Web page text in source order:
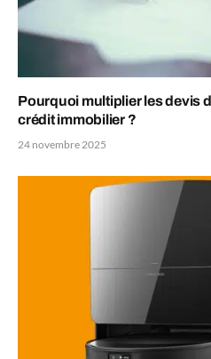
Pourquoi multiplier les devis
crédit immobilier ?
24 novembre 2025